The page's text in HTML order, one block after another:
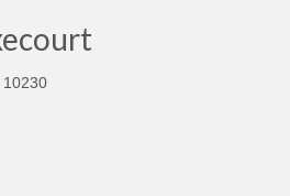
10230